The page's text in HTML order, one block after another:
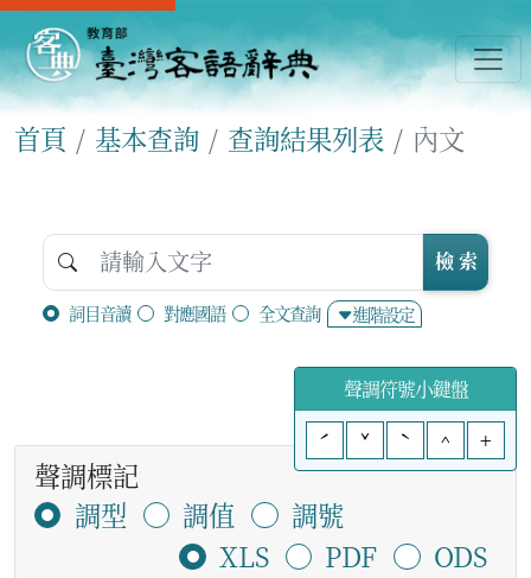
首頁 基本查詢 查詢結果列表 內文
詞目音讀 對應國語 全文查詢 進階設定
檢 索
聲調符號小鍵盤
ˊ
ˇ ˋ ^ +
聲調標記
調型
調值
調號
XLS
PDF
ODS